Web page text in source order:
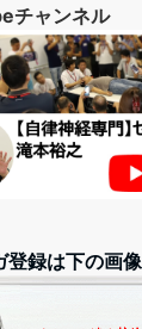
チャンネル
登録は下の画